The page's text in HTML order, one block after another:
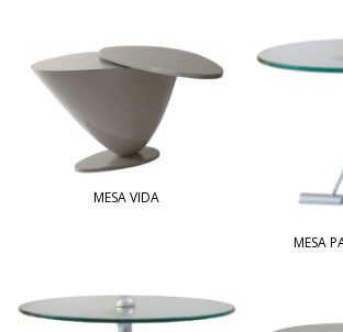
MESA VIDA
MESA